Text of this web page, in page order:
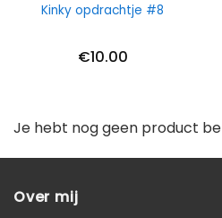
Kinky opdrachtje #8
€10.00
Je hebt nog geen product
Over mij